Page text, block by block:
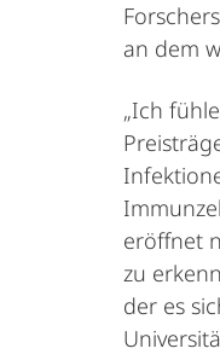
an dem
„Ich
eröffnet
zu
der es